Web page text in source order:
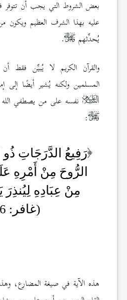
بعض الشروط التي يجب أن تتوفر
عليه بهذا الشرف العظيم ويكون
يُحدِّثهم
.
والقرآن الكريم لا يُبيِّن فقط
المسلمين ولكنه يُشير أيضًا إلى
نفسه على من يصطفي
:
رَفِيعُ الدَّرَجَاتِ
الرُّوحَ مِنْ أَمْرِهِ
مِنْ عِبَادِهِ لِيُنذِرَ
(غافر: 16)
هذه الآية في صيغة المضارع،